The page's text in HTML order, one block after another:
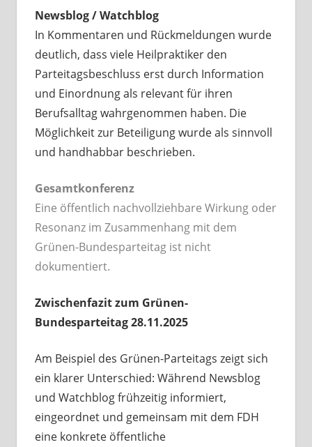
Newsblog / Watchblog
In Kommentaren und Rückmeldungen wurde
deutlich, dass viele Heilpraktiker den
Parteitagsbeschluss erst durch Information
und Einordnung als relevant für ihren
Berufsalltag wahrgenommen haben. Die
Möglichkeit zur Beteiligung wurde als sinnvoll
und handhabbar beschrieben.
Gesamtkonferenz
Eine öffentlich nachvollziehbare Wirkung oder
Resonanz im Zusammenhang mit dem
Grünen-Bundesparteitag ist nicht
dokumentiert.
Zwischenfazit zum Grünen-
Bundesparteitag 28.11.2025
Am Beispiel des Grünen-Parteitags zeigt sich
ein klarer Unterschied: Während Newsblog
und Watchblog frühzeitig informiert,
eingeordnet und gemeinsam mit dem FDH
eine konkrete öffentliche